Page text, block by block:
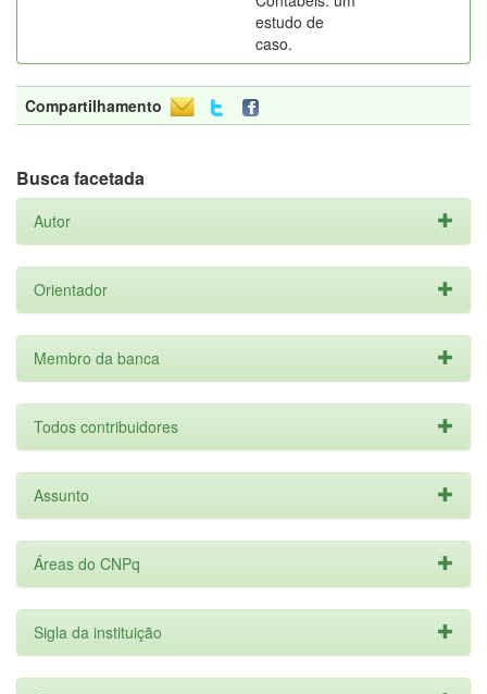
estudo de
caso.
Compartilhamento
Busca facetada
Autor
Orientador
Membro da banca
Todos contribuidores
Assunto
Áreas do CNPq
Sigla da instituição